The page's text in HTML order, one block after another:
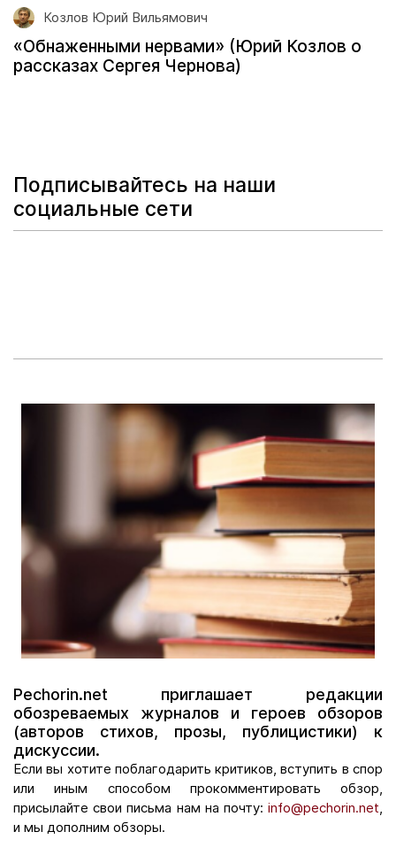
Козлов Юрий Вильямович
«Обнаженными нервами» (Юрий Козлов о
рассказах Сергея Чернова)
Подписывайтесь на наши
социальные сети
Pechorin.net приглашает редакции
обозреваемых журналов и героев обзоров
(авторов стихов, прозы, публицистики) к
дискуссии.
Если вы хотите поблагодарить критиков, вступить в спор
или иным способом прокомментировать обзор,
присылайте свои письма нам на почту: info@pechorin.net
и мы дополним обзоры.